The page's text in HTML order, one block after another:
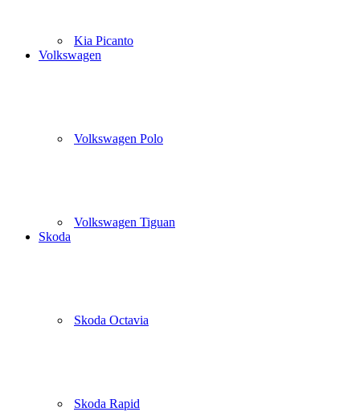
Kia Picanto
Volkswagen
Volkswagen Polo
Volkswagen Tiguan
Skoda
Skoda Octavia
Skoda Rapid